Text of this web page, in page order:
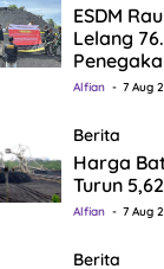
ESDM
Lelang
Alfian 7 Aug
Berita
Harga
Turun
Alfian 7 Aug
Berita